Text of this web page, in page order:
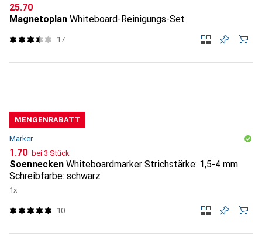
CHF
25.70
Magnetoplan Whiteboard-Reinigungs-Set
17
MENGENRABATT
Marker
CHF
1.70 bei 3 Stück
Soennecken Whiteboardmarker Strichstärke: 1,5-4 mm
Schreibfarbe: schwarz
1x
10